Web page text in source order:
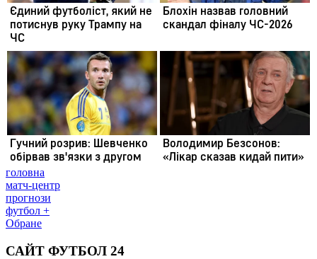
головна
матч-центр
прогнози
футбол +
Обране
САЙТ ФУТБОЛ 24